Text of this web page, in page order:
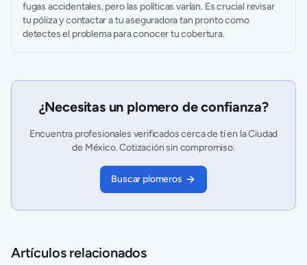
fugas accidentales, pero las políticas varían. Es crucial revisar
tu póliza y contactar a tu aseguradora tan pronto como
detectes el problema para conocer tu cobertura.
¿Necesitas un plomero de confianza?
Encuentra profesionales verificados cerca de ti en la Ciudad
de México. Cotización sin compromiso.
Buscar plomeros
Artículos relacionados